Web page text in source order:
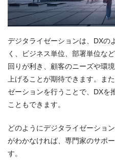
デジタライゼーションは、DXの
く、ビジネス単位、部署単位な
回りが利き、顧客のニーズや環
上げることが期待できます。ま
ゼーションを行うことで、DXを
こともできます。
どのようにデジタライゼーショ
がわかなければ、専門家のサポ
す。